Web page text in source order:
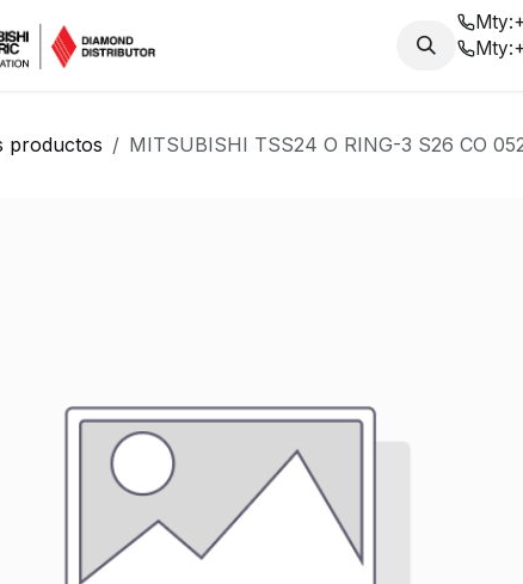
Nosotros Blog
Mty:
Mty:
productos MITSUBISHI TSS24 O RING-3 S26 CO